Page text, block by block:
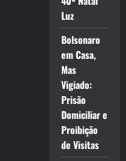
Luz
Bolsonaro
em Casa,
Mas
Vigiado:
Prisão
Domiciliar e
Proibição
de Visitas